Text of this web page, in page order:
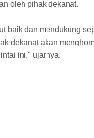
oleh pihak dekanat.
baik dan mendukung
dekanat akan
ini," ujarnya.